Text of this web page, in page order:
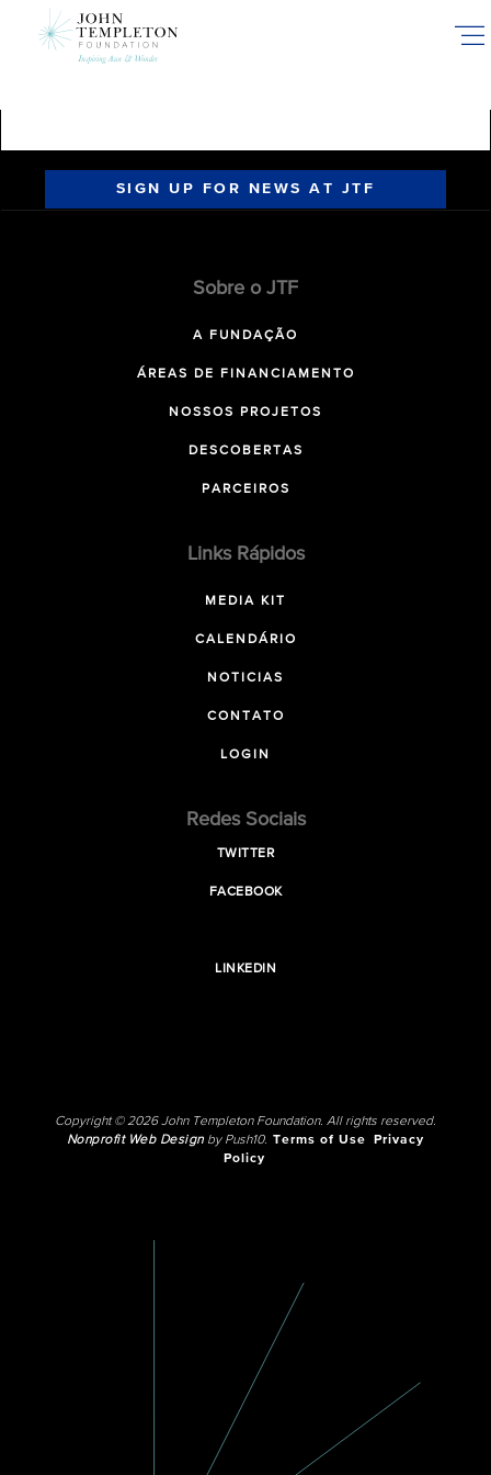
SIGN UP FOR NEWS AT JTF
Sobre o JTF
A FUNDAÇÃO
ÁREAS DE FINANCIAMENTO
NOSSOS PROJETOS
DESCOBERTAS
PARCEIROS
Links Rápidos
MEDIA KIT
CALENDÁRIO
NOTICIAS
CONTATO
LOGIN
Redes Sociais
TWITTER
FACEBOOK
LINKEDIN
Copyright © 2026 John Templeton Foundation. All rights reserved.
Nonprofit Web Designby Push10. Terms of Use
Privacy
Policy